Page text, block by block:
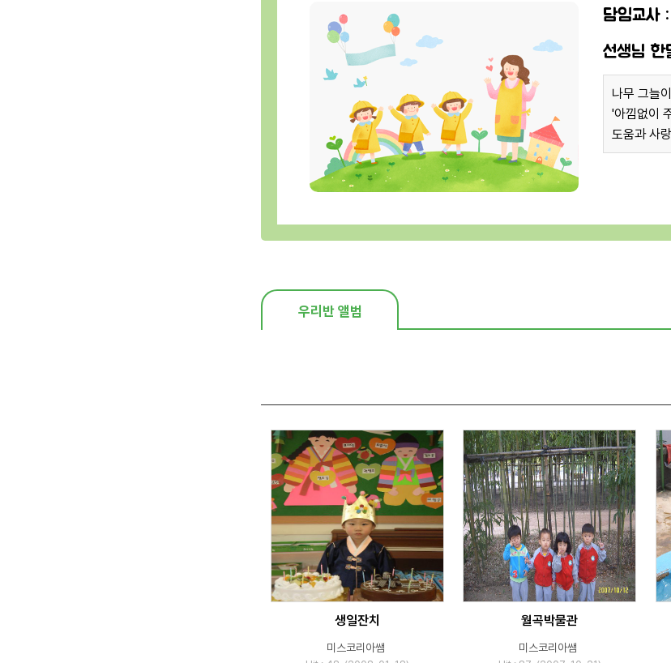
담임교사 :
선생님 한
나무 그늘
'아낌없이
도움과 사
우리반 앨범
생일잔치
미스코리아쌤
월곡박물관
미스코리아쌤